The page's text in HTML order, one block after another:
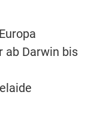
ab Darwin bis